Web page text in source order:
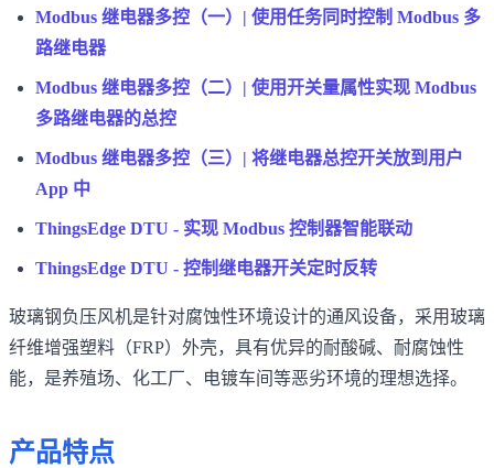
Modbus 继电器多控（一）| 使用任务同时控制 Modbus 多
路继电器
Modbus 继电器多控（二）| 使用开关量属性实现 Modbus
多路继电器的总控
Modbus 继电器多控（三）| 将继电器总控开关放到用户
App 中
ThingsEdge DTU - 实现 Modbus 控制器智能联动
ThingsEdge DTU - 控制继电器开关定时反转
玻璃钢负压风机是针对腐蚀性环境设计的通风设备，采用玻璃
纤维增强塑料（FRP）外壳，具有优异的耐酸碱、耐腐蚀性
能，是养殖场、化工厂、电镀车间等恶劣环境的理想选择。
产品特点